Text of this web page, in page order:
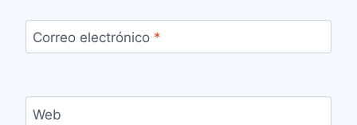
Correo electrónico *
Web